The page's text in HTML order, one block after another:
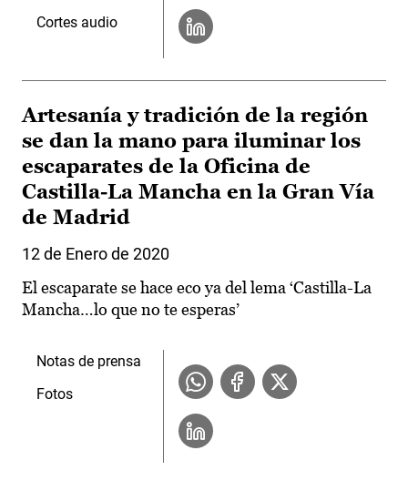
Cortes audio
Artesanía y tradición de la región
se dan la mano para iluminar los
escaparates de la Oficina de
Castilla-La Mancha en la Gran Vía
de Madrid
12 de Enero de 2020
El escaparate se hace eco ya del lema ‘Castilla-La
Mancha…lo que no te esperas’
Notas de prensa
Fotos